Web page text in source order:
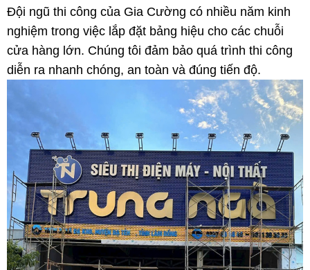
Đội ngũ thi công của Gia Cường có nhiều năm kinh
nghiệm trong việc lắp đặt bảng hiệu cho các chuỗi
cửa hàng lớn. Chúng tôi đảm bảo quá trình thi công
diễn ra nhanh chóng, an toàn và đúng tiến độ.